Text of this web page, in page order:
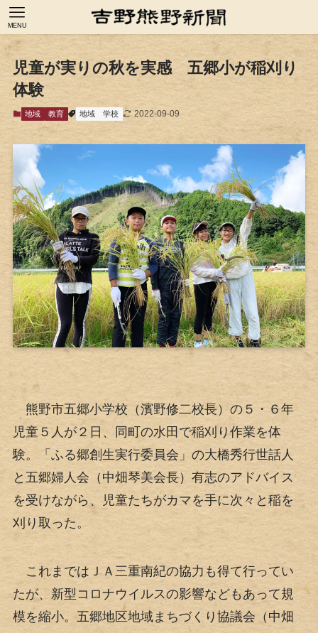
MENU
児童が実りの秋を実感 五郷小が稲刈り
体験
地域 教育 地域 学校 2022-09-09
熊野市五郷小学校（濱野修二校長）の５・６年
児童５人が２日、同町の水田で稲刈り作業を体
験。「ふる郷創生実行委員会」の大橋秀行世話人
と五郷婦人会（中畑琴美会長）有志のアドバイス
を受けながら、児童たちがカマを手に次々と稲を
刈り取った。
これまではＪＡ三重南紀の協力も得て行ってい
たが、新型コロナウイルスの影響などもあって規
模を縮小。五郷地区地域まちづくり協議会（中畑